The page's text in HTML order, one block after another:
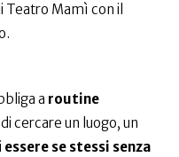
Teatro Mamì con il
a routine
cercare un luogo, un
essere se stessi senza